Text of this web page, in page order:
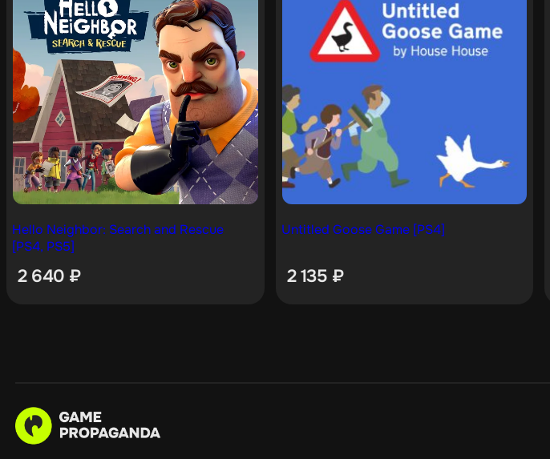
Hello Neighbor: Search and Rescue
[PS4, PS5]
2 640 ₽
Untitled Goose Game [PS4]
2 135 ₽